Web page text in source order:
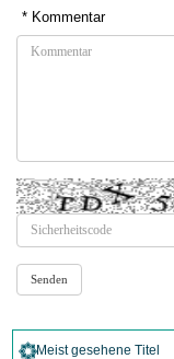
* Kommentar
Meist gesehene Titel